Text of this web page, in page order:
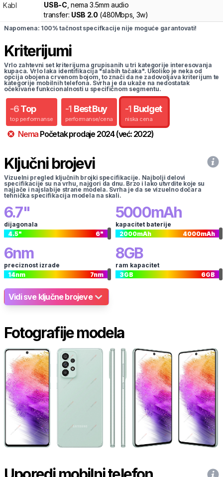
Kabl
USB-C , nema 3.5mm audio
transfer: USB 2.0 (480Mbps, 3w)
Napomena: 100% tačnost specifkacije nije moguće garantovati!
Kriterijumi
Vrlo zahtevni set kriterijuma grupisanih u tri kategorije interesovanja
kupaca. Vrlo laka identifikacija "slabih tačaka". Ukoliko je neka od
opcija obojena crvenom bojom, to znači da ne zadovoljava kriterijum te
kategorije mobilnih telefona. Svrha je da ukaže na nedostatak
očekivane funkcionalnosti u specifičnom segmentu.
-6 Top
top performanse
-1 Best Buy
performanse/cena
-1 Budget
niska cena
Nema Početak prodaje 2024(već: 2022)
Ključni brojevi
Vizuelni pregled ključnih brojki specifikacije. Najbolji delovi
specifikacije su na vrhu, najgori da dnu. Brzo i lako utvrdite koje su
najjače i najslabije strane modela. Svrha je da se vizuelno dočara
tehnička specifikacija modela na skali.
6.7"
dijagonala
4.5" 6"
5000mAh
kapacitet baterije
2000mAh 4000mAh
6nm
preciznost izrade
14nm 7nm
8GB
ram kapacitet
3GB 6GB
Vidi sve ključne brojeve
Fotografije modela